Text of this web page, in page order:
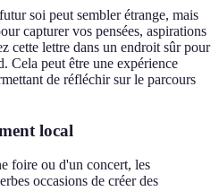
soi peut sembler étrange, mais
capturer vos pensées, aspirations
cette lettre dans un endroit sûr pour
Cela peut être une expérience
de réfléchir sur le parcours
local
foire ou d'un concert, les
occasions de créer des